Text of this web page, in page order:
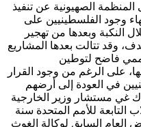
عام 1948، لا تتوانى المنظمة الصهيونية عن تنفيذ
وجود الفلسطينيين على
النكبة وبعدها من تهجير
وقد تتالت بعدها المشاريع
أممي فاضح لتوطين
على الرغم من وجود القرار
في العودة إلى أرضهم
غي مستشار وزير الخارجية
غوردن كلاب التابعة للأمم المتحدة سنة
العام السابق لوكالة الغوث